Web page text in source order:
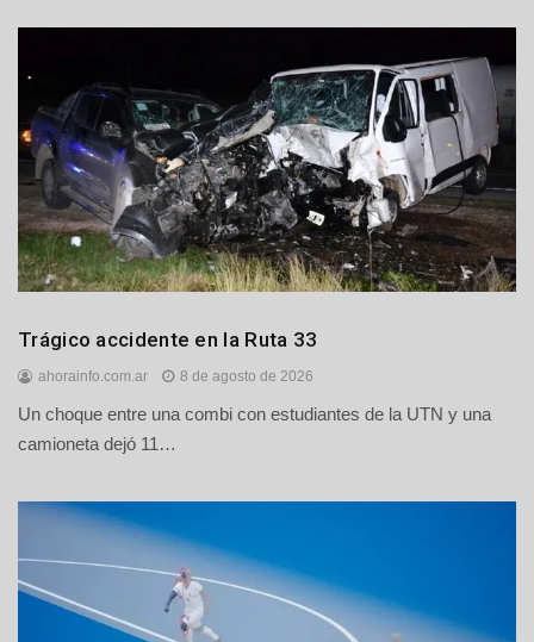
Policiales
Trágico accidente en la Ruta 33
ahorainfo.com.ar 8 de agosto de 2026
Un choque entre una combi con estudiantes de la UTN y una
camioneta dejó 11…